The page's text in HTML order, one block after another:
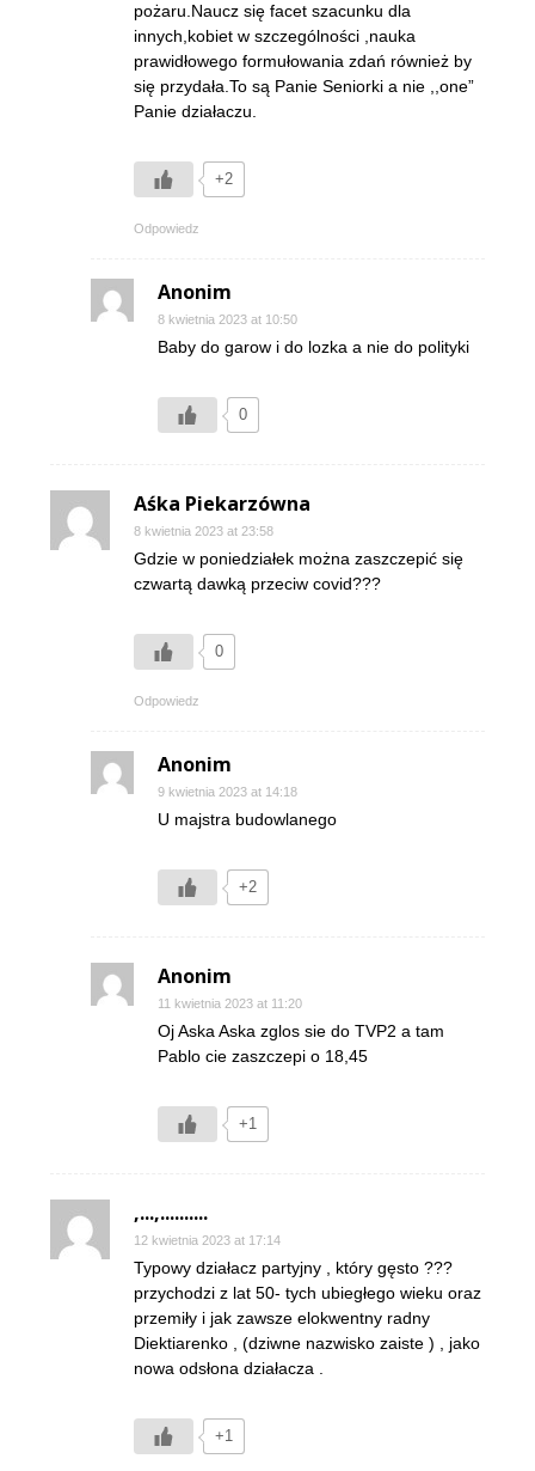
pożaru.Naucz się facet szacunku dla
innych,kobiet w szczególności ,nauka
prawidłowego formułowania zdań również by
się przydała.To są Panie Seniorki a nie ,,one”
Panie działaczu.
+2
Odpowiedz
Anonim
8 kwietnia 2023 at 10:50
Baby do garow i do lozka a nie do polityki
0
Aśka Piekarzówna
8 kwietnia 2023 at 23:58
Gdzie w poniedziałek można zaszczepić się
czwartą dawką przeciw covid???
0
Odpowiedz
Anonim
9 kwietnia 2023 at 14:18
U majstra budowlanego
+2
Anonim
11 kwietnia 2023 at 11:20
Oj Aska Aska zglos sie do TVP2 a tam
Pablo cie zaszczepi o 18,45
+1
,...,..........
12 kwietnia 2023 at 17:14
Typowy działacz partyjny , który gęsto ???
przychodzi z lat 50- tych ubiegłego wieku oraz
przemiły i jak zawsze elokwentny radny
Diektiarenko , (dziwne nazwisko zaiste ) , jako
nowa odsłona działacza .
+1